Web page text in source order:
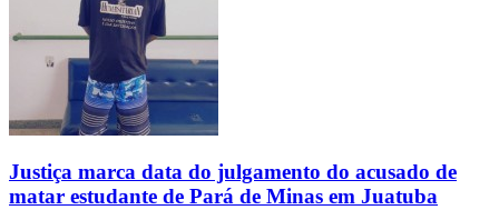
Justiça marca data do julgamento do acusado de
matar estudante de Pará de Minas em Juatuba